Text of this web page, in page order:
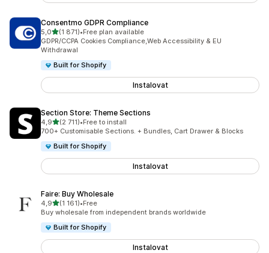
Consentmo GDPR Compliance
5,0z 5 hvězd
(1 871)
Celkový počet recenzí: 1871
•Free plan available
GDPR/CCPA Cookies Compliance,Web Accessibility & EU
Withdrawal
Built for Shopify
Instalovat
Section Store: Theme Sections
4,9z 5 hvězd
(2 711)
Celkový počet recenzí: 2711
•Free to install
700+ Customisable Sections. + Bundles, Cart Drawer & Blocks
Built for Shopify
Instalovat
Faire: Buy Wholesale
4,9z 5 hvězd
(1 161)
Celkový počet recenzí: 1161
•Free
Buy wholesale from independent brands worldwide
Built for Shopify
Instalovat